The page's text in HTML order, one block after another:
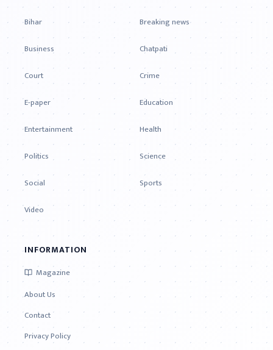
Bihar
Breaking news
Business
Chatpati
Court
Crime
E-paper
Education
Entertainment
Health
Politics
Science
Social
Sports
Video
INFORMATION
Magazine
About Us
Contact
Privacy Policy